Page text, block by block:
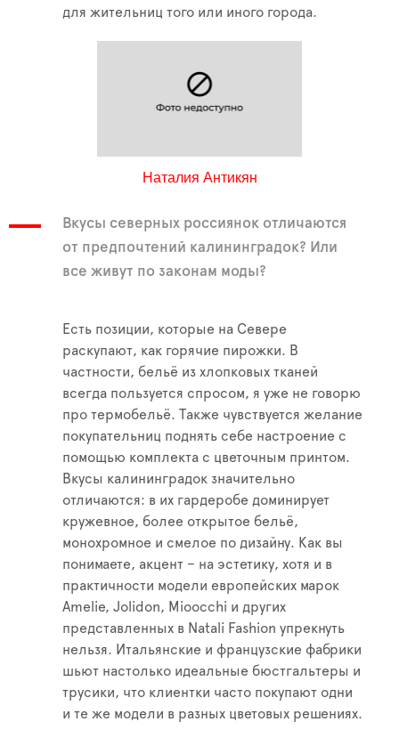
для жительниц того или иного города.
Наталия Антикян
Вкусы северных россиянок отличаются
от предпочтений калининградок? Или
все живут по законам моды?
Есть позиции, которые на Севере
раскупают, как горячие пирожки. В
частности, бельё из хлопковых тканей
всегда пользуется спросом, я уже не говорю
про термобельё. Также чувствуется желание
покупательниц поднять себе настроение с
помощью комплекта с цветочным принтом.
Вкусы калининградок значительно
отличаются: в их гардеробе доминирует
кружевное, более открытое бельё,
монохромное и смелое по дизайну. Как вы
понимаете, акцент – на эстетику, хотя и в
практичности модели европейских марок
Amelie, Jolidon, Mioocchi и других
представленных в Natali Fashion упрекнуть
нельзя. Итальянские и французские фабрики
шьют настолько идеальные бюстгальтеры и
трусики, что клиентки часто покупают одни
и те же модели в разных цветовых решениях.